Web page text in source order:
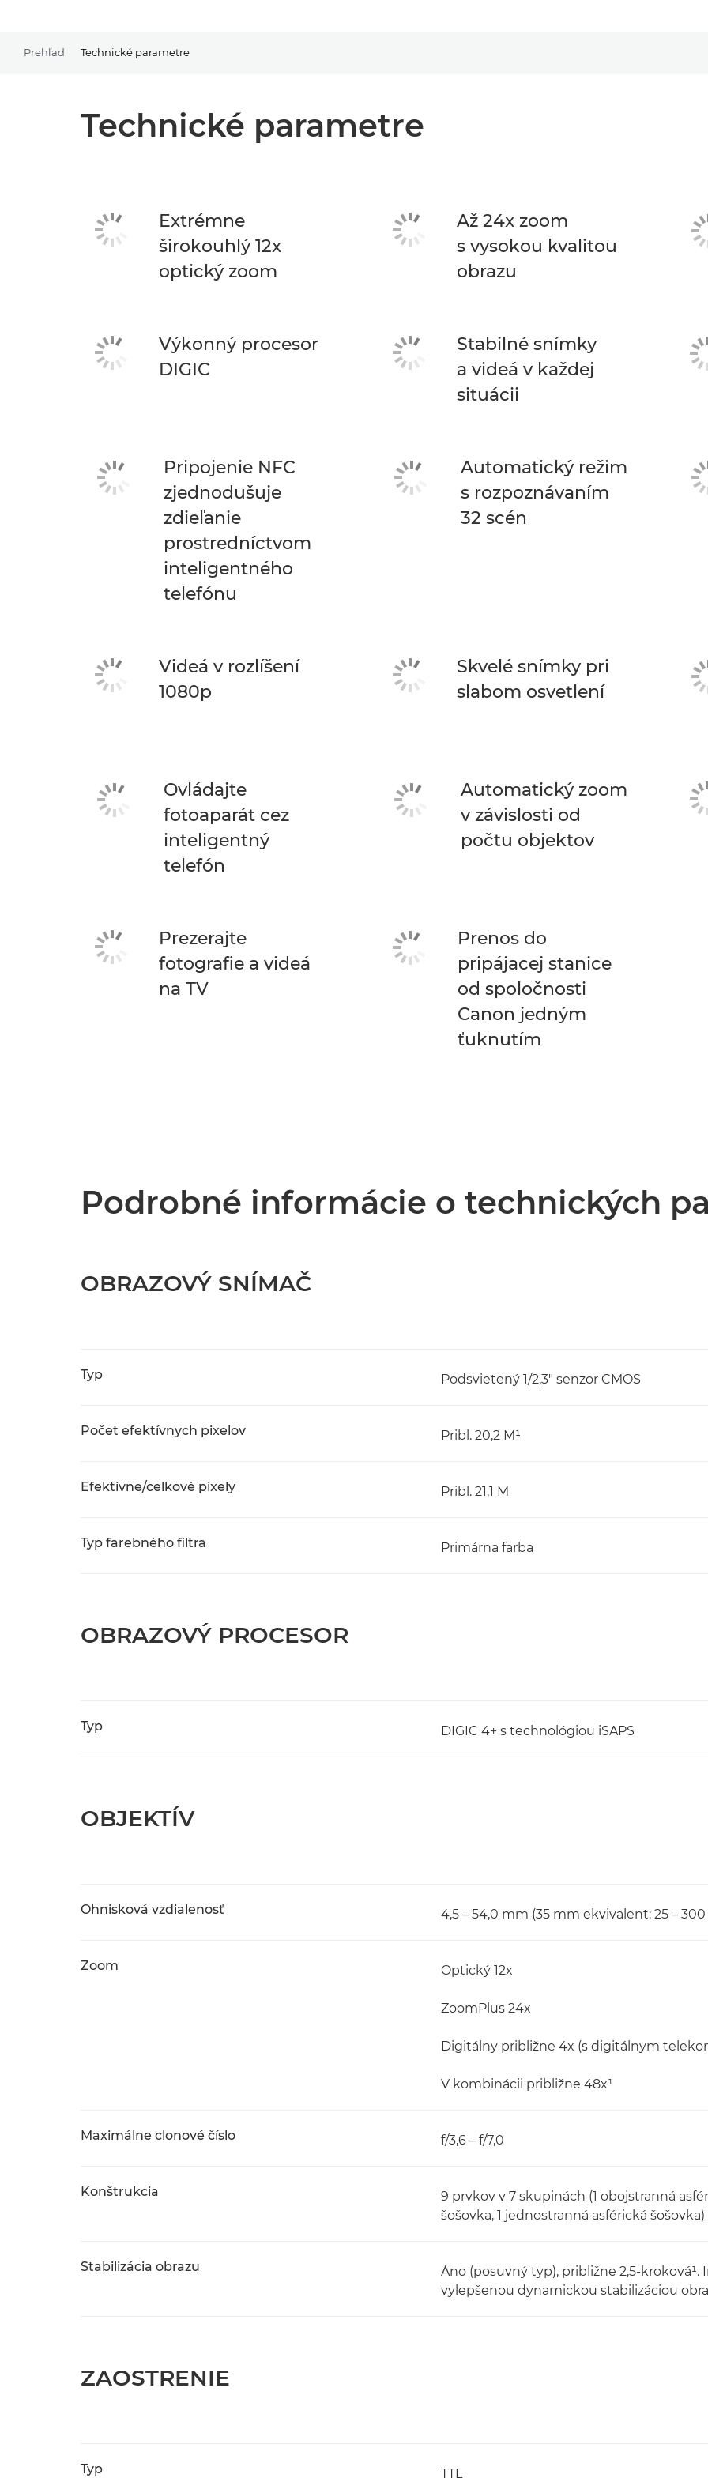
Prehľad Technické parametre
Technické parametre
Extrémne
širokouhlý 12x
optický zoom
Až 24x zoom
s vysokou kvalitou
obrazu
Výkonný procesor
DIGIC
Stabilné snímky
a videá v každej
situácii
Pripojenie NFC
zjednodušuje
zdieľanie
prostredníctvom
inteligentného
telefónu
Automatický režim
s rozpoznávaním
32 scén
Videá v rozlíšení
1080p
Skvelé snímky pri
slabom osvetlení
Ovládajte
fotoaparát cez
inteligentný
telefón
Automatický zoom
v závislosti od
počtu objektov
Prezerajte
fotografie a videá
na TV
Prenos do
pripájacej stanice
od spoločnosti
Canon jedným
ťuknutím
Podrobné informácie o technických
OBRAZOVÝ SNÍMAČ
Typ Podsvietený 1/2,3" senzor CMOS
Počet efektívnych pixelov Pribl. 20,2 M¹
Efektívne/celkové pixely Pribl. 21,1 M
Typ farebného filtra Primárna farba
OBRAZOVÝ PROCESOR
Typ DIGIC 4+ s technológiou iSAPS
OBJEKTÍV
Ohnisková vzdialenosť 4,5 – 54,0 mm (35 mm ekvivalent: 25 –
Zoom Optický 12x
ZoomPlus 24x
Digitálny približne 4x (s digitálnym
V kombinácii približne 48x¹
Maximálne clonové číslo f/3,6 – f/7,0
Konštrukcia
9 prvkov v 7 skupinách (1 obojstranná
šošovka, 1 jednostranná asférická šošovka)
Stabilizácia obrazu
Áno (posuvný typ), približne 2,5-
vylepšenou dynamickou stabilizáciou
ZAOSTRENIE
Typ TTL